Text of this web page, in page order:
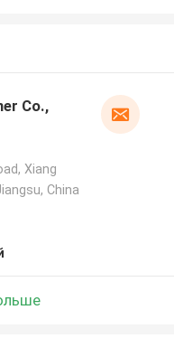
Co.,
Xiang
China